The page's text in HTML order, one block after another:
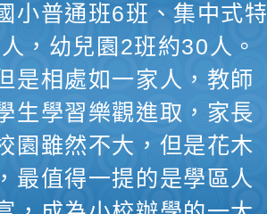
小普通班6班、集中式特
，幼兒園2班約30人。
是相處如一家人，教師
生學習樂觀進取，家長
園雖然不大，但是花木
最值得一提的是學區人